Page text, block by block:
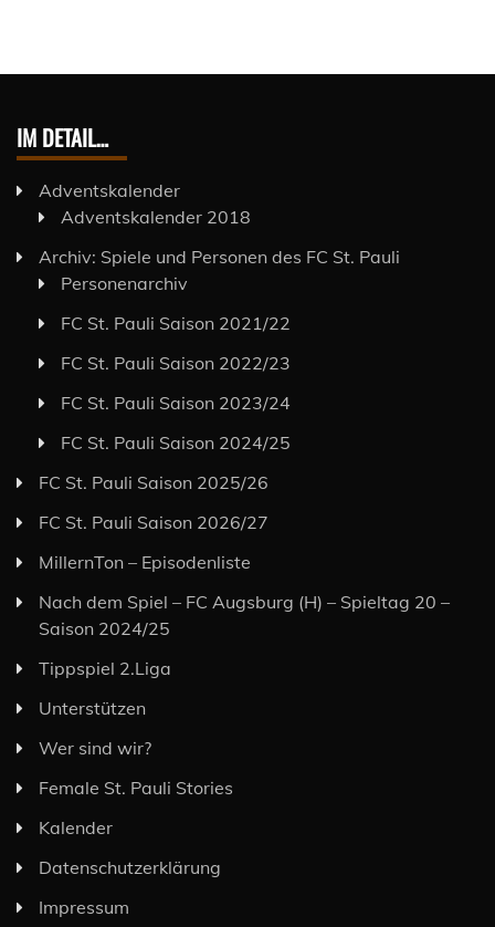
IM DETAIL…
Adventskalender
Adventskalender 2018
Archiv: Spiele und Personen des FC St. Pauli
Personenarchiv
FC St. Pauli Saison 2021/22
FC St. Pauli Saison 2022/23
FC St. Pauli Saison 2023/24
FC St. Pauli Saison 2024/25
FC St. Pauli Saison 2025/26
FC St. Pauli Saison 2026/27
MillernTon – Episodenliste
Nach dem Spiel – FC Augsburg (H) – Spieltag 20 –
Saison 2024/25
Tippspiel 2.Liga
Unterstützen
Wer sind wir?
Female St. Pauli Stories
Kalender
Datenschutzerklärung
Impressum